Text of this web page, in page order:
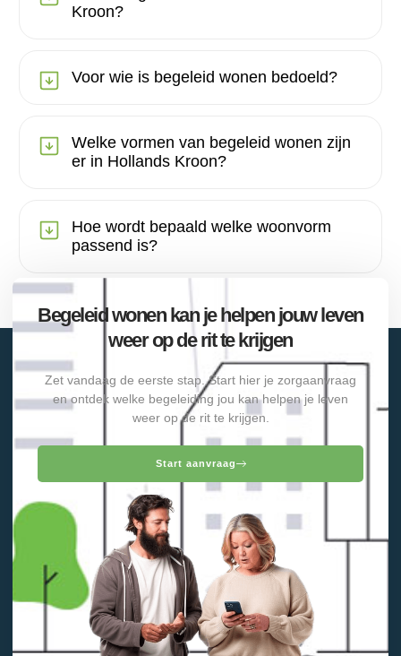
Kroon?
Voor wie is begeleid wonen bedoeld?
Welke vormen van begeleid wonen zijn
er in Hollands Kroon?
Hoe wordt bepaald welke woonvorm
passend is?
Begeleid wonen kan je helpen jouw leven
weer op de rit te krijgen
Zet vandaag de eerste stap. Start hier je zorgaanvraag
en ontdek welke begeleiding jou kan helpen je leven
weer op de rit te krijgen.
Start aanvraag